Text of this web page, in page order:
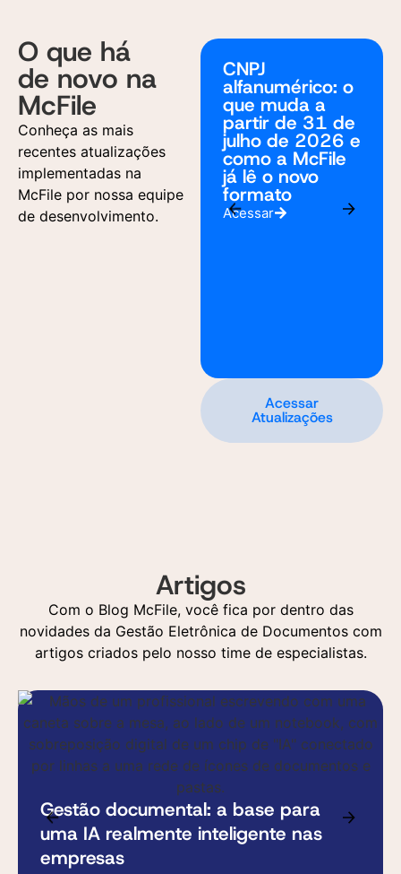
O que há
de novo na
McFile
Conheça as mais
recentes atualizações
implementadas na
McFile por nossa equipe
de desenvolvimento.
CNPJ
alfanumérico: o
que muda a
partir de 31 de
julho de 2026 e
como a McFile
já lê o novo
formato
Acessar
Acessar
Atualizações
Artigos
Com o Blog McFile, você fica por dentro das
novidades da Gestão Eletrônica de Documentos com
artigos criados pelo nosso time de especialistas.
Gestão documental: a base para
uma IA realmente inteligente nas
empresas